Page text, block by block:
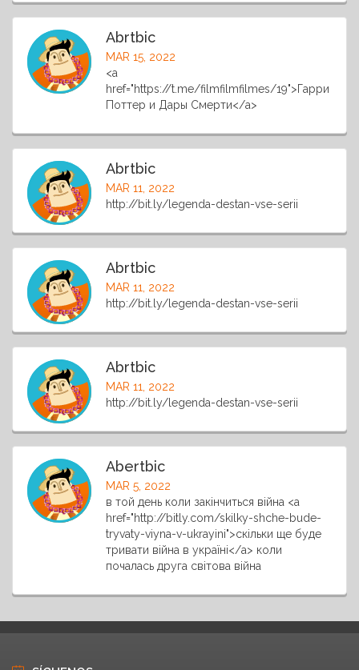
Abrtbic
MAR 15, 2022
<a
href="https://t.me/filmfilmfilmes/19">Гарри
Поттер и Дары Смерти</a>
Abrtbic
MAR 11, 2022
http://bit.ly/legenda-destan-vse-serii
Abrtbic
MAR 11, 2022
http://bit.ly/legenda-destan-vse-serii
Abrtbic
MAR 11, 2022
http://bit.ly/legenda-destan-vse-serii
Abertbic
MAR 5, 2022
в той день коли закінчиться війна <a
href="http://bitly.com/skilky-shche-bude-
tryvaty-viyna-v-ukrayini">скільки ще буде
тривати війна в україні</a> коли
почалась друга світова війна